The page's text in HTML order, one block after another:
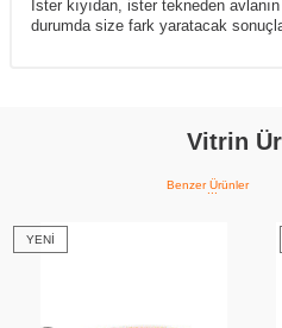
İster kıyıdan, ister tekneden
durumda size fark yaratacak
Vitrin
Benzer Ürünler
YENI